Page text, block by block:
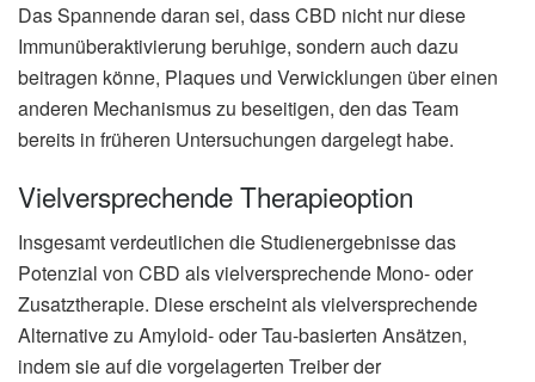
Das Spannende daran sei, dass CBD nicht nur diese
Immunüberaktivierung beruhige, sondern auch dazu
beitragen könne, Plaques und Verwicklungen über einen
anderen Mechanismus zu beseitigen, den das Team
bereits in früheren Untersuchungen dargelegt habe.
Vielversprechende Therapieoption
Insgesamt verdeutlichen die Studienergebnisse das
Potenzial von CBD als vielversprechende Mono- oder
Zusatztherapie. Diese erscheint als vielversprechende
Alternative zu Amyloid- oder Tau-basierten Ansätzen,
indem sie auf die vorgelagerten Treiber der